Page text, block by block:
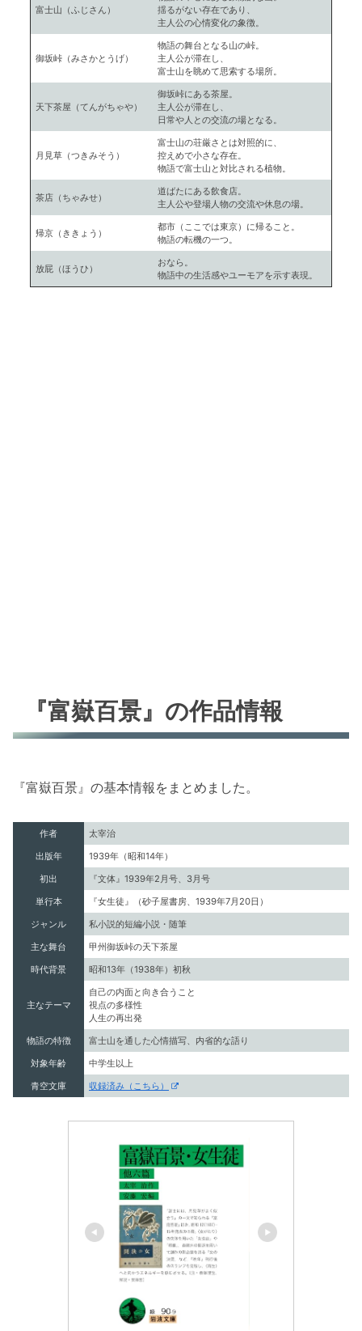
富士山（ふじさん）
揺るがない存在であり、
主人公の心情変化の象徴。
御坂峠（みさかとうげ）
物語の舞台となる山の峠。
主人公が滞在し、
富士山を眺めて思索する場所。
天下茶屋（てんがちゃや）
御坂峠にある茶屋。
主人公が滞在し、
日常や人との交流の場となる。
月見草（つきみそう）
富士山の荘厳さとは対照的に、
控えめで小さな存在。
物語で富士山と対比される植物。
茶店（ちゃみせ）
道ばたにある飲食店。
主人公や登場人物の交流や休息の場。
帰京（ききょう）
都市（ここでは東京）に帰ること。
物語の転機の一つ。
放屁（ほうひ）
おなら。
物語中の生活感やユーモアを示す表現。
『富嶽百景』の作品情報
『富嶽百景』の基本情報をまとめました。
作者
太宰治
出版年
1939年（昭和14年）
初出
『文体』1939年2月号、3月号
単行本
『女生徒』（砂子屋書房、1939年7月20日）
ジャンル
私小説的短編小説・随筆
主な舞台
甲州御坂峠の天下茶屋
時代背景
昭和13年（1938年）初秋
主なテーマ
自己の内面と向き合うこと
視点の多様性
人生の再出発
物語の特徴
富士山を通した心情描写、内省的な語り
対象年齢
中学生以上
青空文庫
収録済み（こちら）